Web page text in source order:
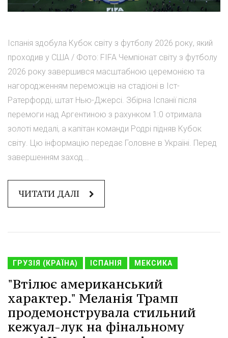
Іспанія здобула Кубок світу з футболу 2026 року, який
проходив у США / Фото: FIFA Чемпіонат світу з футболу
2026 року завершився масштабною церемонією та
нагородженням переможців на стадіоні в Іст-
Ратерфорді, штат Нью-Джерсі. Збірна Іспанії після
перемоги над Аргентиною з рахунком 1:0 отримала
золоті медалі, а капітан команди Родрі підняв Кубок
світу. Цю інформацію передає Головне в Україні. Перед
завершенням заход...
ЧИТАТИ ДАЛІ
ГРУЗІЯ (КРАЇНА) ІСПАНІЯ МЕКСИКА
"Втілює американський
характер." Меланія Трамп
продемонструвала стильний
кежуал-лук на фінальному